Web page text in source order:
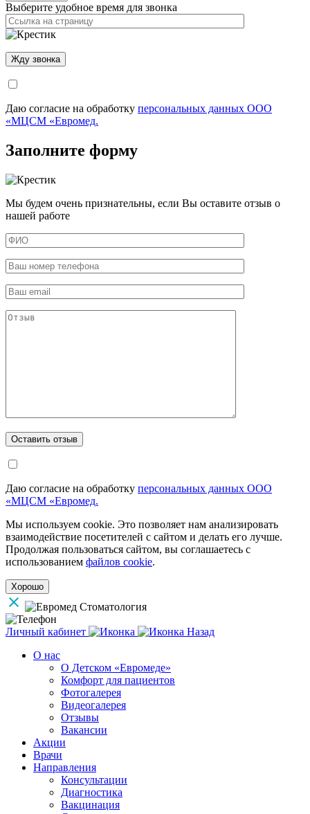
Выберите удобное время для звонка
Даю согласие на обработку персональных данных ООО
«МЦСМ «Евромед.
Заполните форму
Мы будем очень признательны, если Вы оставите отзыв о
нашей работе
Даю согласие на обработку персональных данных ООО
«МЦСМ «Евромед.
Мы используем cookie. Это позволяет нам анализировать
взаимодействие посетителей с сайтом и делать его лучше.
Продолжая пользоваться сайтом, вы соглашаетесь с
использованием файлов cookie.
Хорошо
Личный кабинет
Назад
О нас
О Детском «Евромеде»
Комфорт для пациентов
Фотогалерея
Видеогалерея
Отзывы
Вакансии
Акции
Врачи
Направления
Консультации
Диагностика
Вакцинация